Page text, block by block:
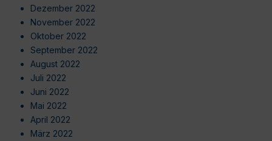
Dezember 2022
November 2022
Oktober 2022
September 2022
August 2022
Juli 2022
Juni 2022
Mai 2022
April 2022
März 2022